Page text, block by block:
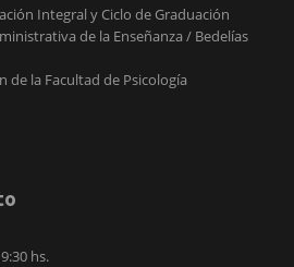
Integral y Ciclo de Graduación
de la Enseñanza / Bedelías
de la Facultad de Psicología
hs.